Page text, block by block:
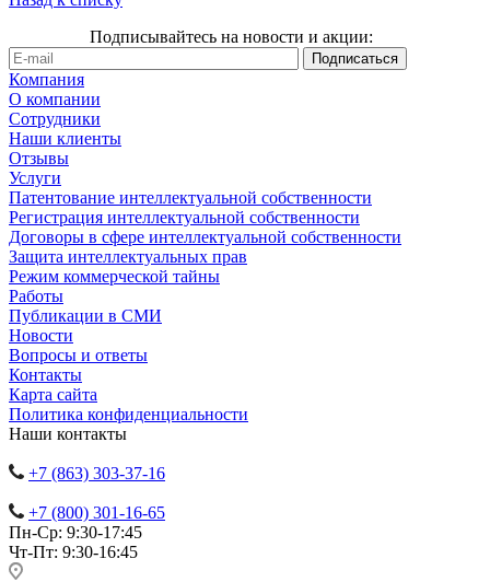
Подписывайтесь на новости и акции:
Компания
О компании
Сотрудники
Наши клиенты
Отзывы
Услуги
Патентование интеллектуальной собственности
Регистрация интеллектуальной собственности
Договоры в сфере интеллектуальной собственности
Защита интеллектуальных прав
Режим коммерческой тайны
Работы
Публикации в СМИ
Новости
Вопросы и ответы
Контакты
Карта сайта
Политика конфиденциальности
Наши контакты
+7 (863) 303-37-16
+7 (800) 301-16-65
Пн-Ср: 9:30-17:45
Чт-Пт: 9:30-16:45